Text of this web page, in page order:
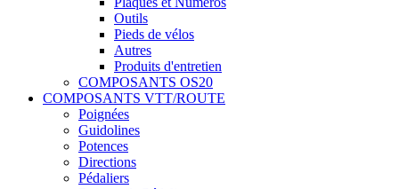
Outils
Pieds de vélos
Autres
Produits d'entretien
COMPOSANTS OS20
COMPOSANTS VTT/ROUTE
Poignées
Guidolines
Potences
Directions
Pédaliers